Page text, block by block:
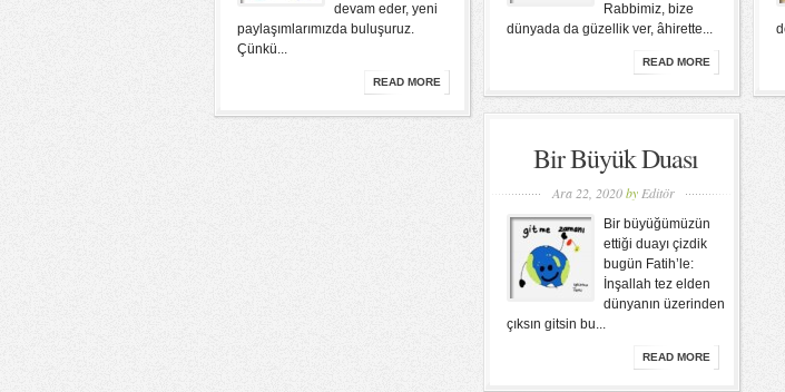
devam eder, yeni
paylaşımlarımızda buluşuruz.
Çünkü...
READ MORE
Rabbimiz, bize
dünyada da güzellik ver, âhirette...
READ MORE
Bir Büyük Duası
Ara 22, 2020by Editör
Bir büyüğümüzün
ettiği duayı çizdik
bugün Fatih’le:
İnşallah tez elden
dünyanın üzerinden
çıksın gitsin bu...
READ MORE